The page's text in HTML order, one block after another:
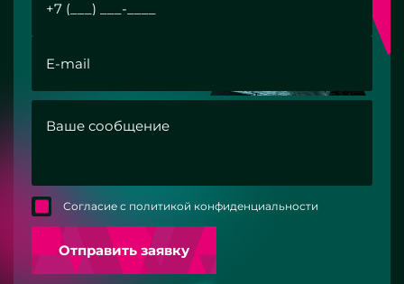
Согласие с политикой конфиденциальности
Отправить заявку